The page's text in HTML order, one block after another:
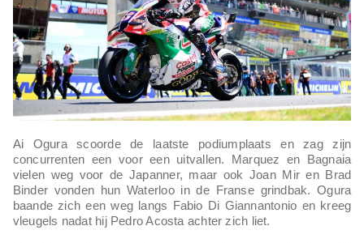
Ai Ogura scoorde de laatste podiumplaats en zag zijn
concurrenten een voor een uitvallen. Marquez en Bagnaia
vielen weg voor de Japanner, maar ook Joan Mir en Brad
Binder vonden hun Waterloo in de Franse grindbak. Ogura
baande zich een weg langs Fabio Di Giannantonio en kreeg
vleugels nadat hij Pedro Acosta achter zich liet.